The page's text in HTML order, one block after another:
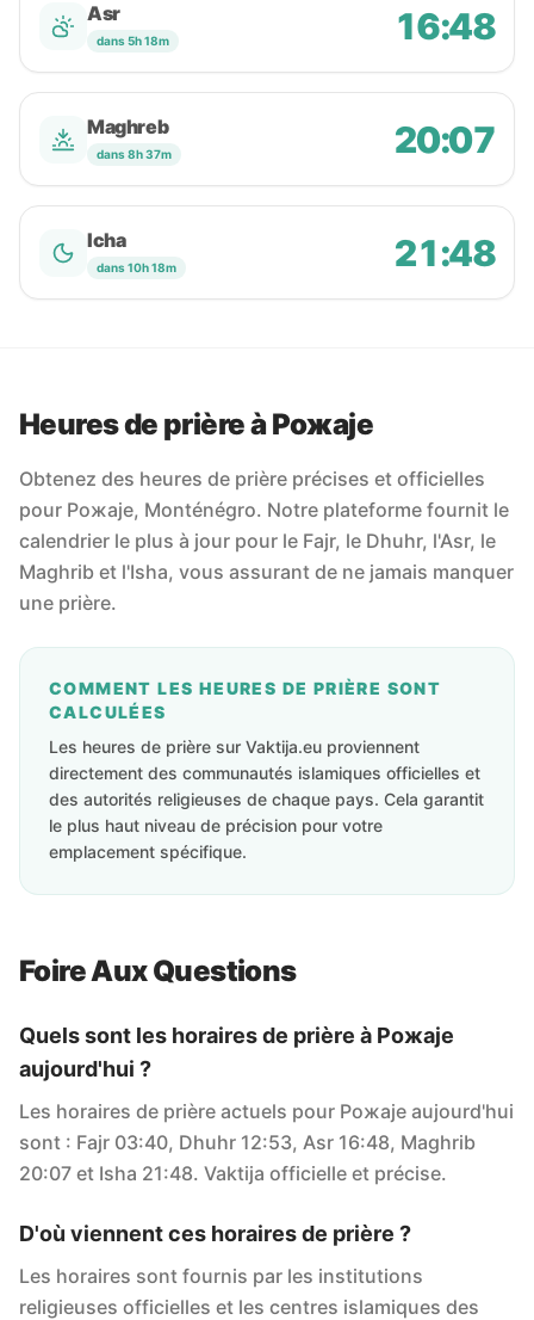
Asr
dans 5h 18m 16:48
Maghreb
dans 8h 37m 20:07
Icha
dans 10h 18m 21:48
Heures de prière à Рожаје
Obtenez des heures de prière précises et officielles
pour Рожаје, Monténégro. Notre plateforme fournit le
calendrier le plus à jour pour le Fajr, le Dhuhr, l'Asr, le
Maghrib et l'Isha, vous assurant de ne jamais manquer
une prière.
COMMENT LES HEURES DE PRIÈRE SONT
CALCULÉES
Les heures de prière sur Vaktija.eu proviennent
directement des communautés islamiques officielles et
des autorités religieuses de chaque pays. Cela garantit
le plus haut niveau de précision pour votre
emplacement spécifique.
Foire Aux Questions
Quels sont les horaires de prière à Рожаје
aujourd'hui ?
Les horaires de prière actuels pour Рожаје aujourd'hui
sont : Fajr 03:40, Dhuhr 12:53, Asr 16:48, Maghrib
20:07 et Isha 21:48. Vaktija officielle et précise.
D'où viennent ces horaires de prière ?
Les horaires sont fournis par les institutions
religieuses officielles et les centres islamiques des